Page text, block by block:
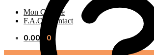
Mon Compte
F.A.Q / Contact
0.00€ 0